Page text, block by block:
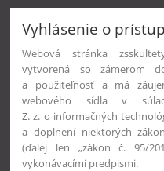
Vyhlásenie
prístupnosti
Vyhlásenie o
Webová stránka
vytvorená so zámerom
a použiteľnosť a má
webového sídla v
Z. z. o informačných
a doplnení niektorých
(ďalej len „zákon č. 95/
vykonávacími predpismi.